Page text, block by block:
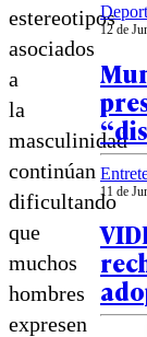
estereotipos
asociados
a
la
masculinidad
continúan
dificultando
que
muchos
hombres
expresen
12 de
11 de